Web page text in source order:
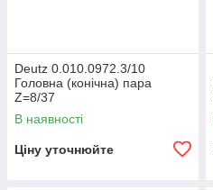
Deutz 0.010.0972.3/10
Головна (конічна) пара
Z=8/37
В наявності
Ціну уточнюйте